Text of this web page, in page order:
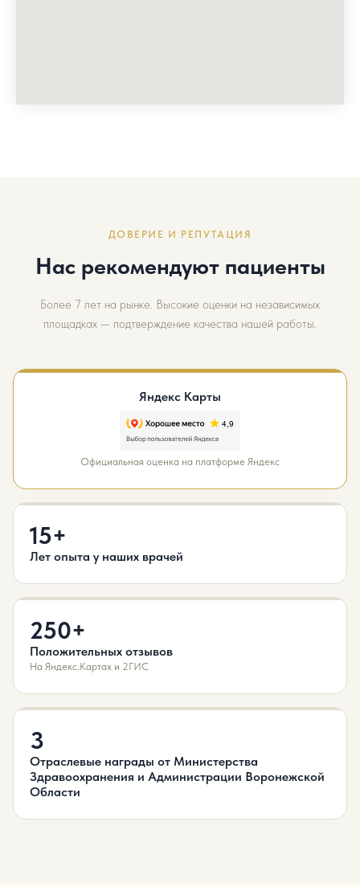
ДОВЕРИЕ И РЕПУТАЦИЯ
Нас рекомендуют пациенты
Более 7 лет на рынке. Высокие оценки на независимых
площадках — подтверждение качества нашей работы.
Яндекс Карты
Официальная оценка на платформе Яндекс
15+
Лет опыта у наших врачей
250+
Положительных отзывов
На Яндекс.Картах и 2ГИС
3
Отраслевые награды от Министерства
Здравоохранения и Администрации Воронежской
Области